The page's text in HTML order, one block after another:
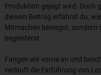
Produktion gejagt wird. Doch
diesem Beitrag erfährst du,
Mitmachen bewegst, sondern
begeisterst.
Fangen wir vorne an und
verläuft die Einführung von